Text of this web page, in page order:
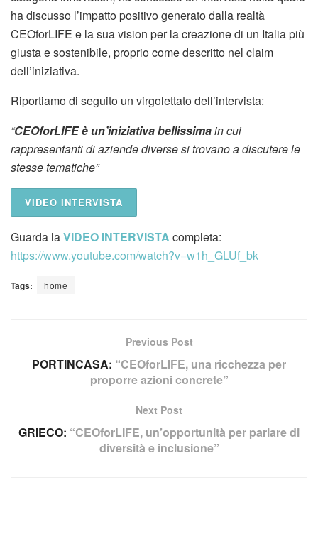
ha discusso l’impatto positivo generato dalla realtà
CEOforLIFE e la sua vision per la creazione di un Italia più
giusta e sostenibile, proprio come descritto nel claim
dell’iniziativa.
Riportiamo di seguito un virgolettato dell’intervista:
“CEOforLIFE è un’iniziativa bellissimain cui
rappresentanti di aziende diverse si trovano a discutere le
stesse tematiche”
VIDEO INTERVISTA
Guarda laVIDEO INTERVISTA completa:
https://www.youtube.com/watch?v=w1h_GLUf_bk
Tags: home
Previous Post
PORTINCASA: “CEOforLIFE, una ricchezza per
proporre azioni concrete”
Next Post
GRIECO: “CEOforLIFE, un’opportunità per parlare di
diversità e inclusione”